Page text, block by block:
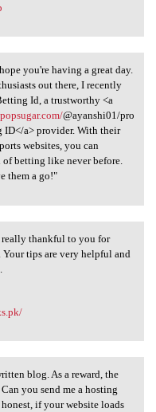
I hope you
you're having a great day.
out there, I recently
Id, a trustworthy <a
@ayanshi01/pro
a> provider. With their
websites, you can
betting like never before.
them a go!"
really
really thankful to you for
tips are very helpful and
written
blog. As a reward, the
you send me a hosting
if your website loads